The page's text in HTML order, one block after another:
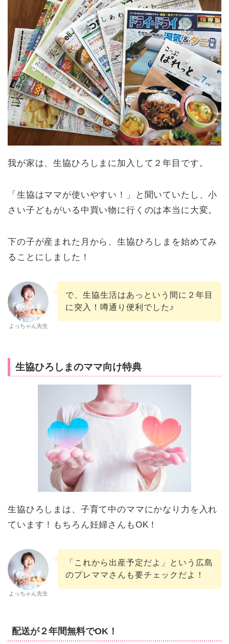
我が家は、生協ひろしまに加入して２年目です。
「生協はママが使いやすい！」と聞いていたし、小
さい子どもがいる中買い物に行くのは本当に大変。
下の子が産まれた月から、生協ひろしまを始めてみ
ることにしました！
よっちゃん先生
で、生協生活はあっという間に２年目
に突入！噂通り便利でした♪
生協ひろしまのママ向け特典
生協ひろしまは、子育て中のママにかなり力を入れ
ています！もちろん妊婦さんもOK！
よっちゃん先生
「これから出産予定だよ」という広島
のプレママさんも要チェックだよ！
配送が２年間無料でOK！